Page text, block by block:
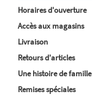
Horaires d'ouverture
Accès aux magasins
Livraison
Retours d'articles
Une histoire de famille
Remises spéciales